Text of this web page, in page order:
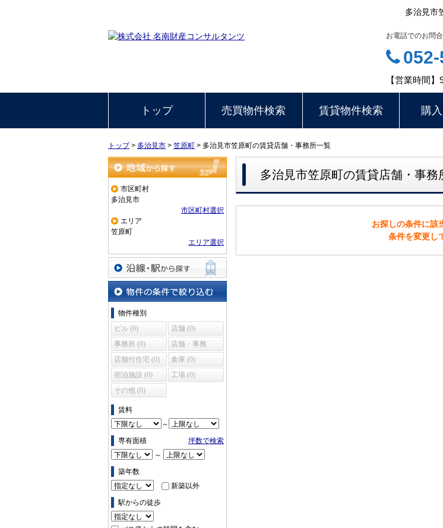
多治見市
お電話でのお問
【営業時間
トップ 売買物件検索 賃貸物件検索 購
トップ> 多治見市 > 笠原町 > 多治見市笠原町の賃貸店舗・事務所一覧
地域から探す
市区町村
多治見市
市区町村選択
エリア
笠原町
エリア選択
沿線・駅から探す
物件の条件で絞り込む
物件種別
ビル (0)
店舗 (0)
事務所 (0)
店舗・事務
所 (0)
店舗付住宅 (0)
倉庫 (0)
宿泊施設 (0)
工場 (0)
その他 (0)
賃料
～
専有面積
坪数で検索
～
築年数
新築以外
駅からの徒歩
多治見市笠原町の賃貸店舗・事務
お探しの条件に該
条件を変更し